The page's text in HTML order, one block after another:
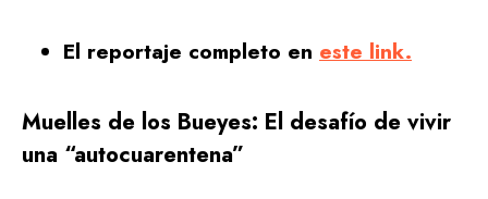
El reportaje completo en este link.
Muelles de los Bueyes: El desafío de vivir
una “autocuarentena”